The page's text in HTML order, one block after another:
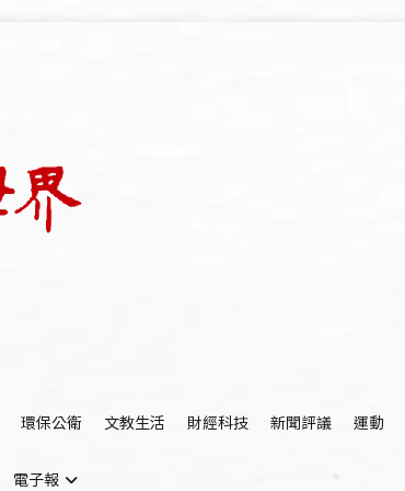
環保公衛 文教生活 財經科技 新聞評議 運動
電子報